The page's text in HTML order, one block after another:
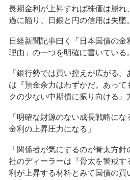
長期金利が上昇すれば株価は崩れ
過に陥り、日銀と円の信用は失墜
日経新聞記事曰く「日本国債の金
理由」の一つを明確に書いている。
「銀行勢では買い控えが広がる
は『預金余力はわずかだ。あって
クの少ない中期債に振り向ける』
「明確な財源のない成長戦略に
金利の上昇圧力になる」
「関係者が気にするのが骨太方
社のディーラーは『骨太を警戒す
利が上昇する材料とみて国債の買